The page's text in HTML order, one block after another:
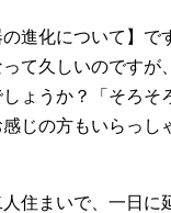
進化について】で
って久しいのですが
ょうか？「そろそ
じの方もいらっし
住まいで、一日に